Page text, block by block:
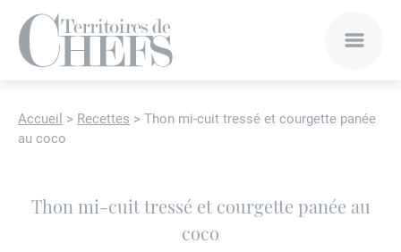
Accueil > Recettes > Thon mi-cuit tressé et courgette panée
au coco
Thon mi-cuit tressé et courgette panée au
coco